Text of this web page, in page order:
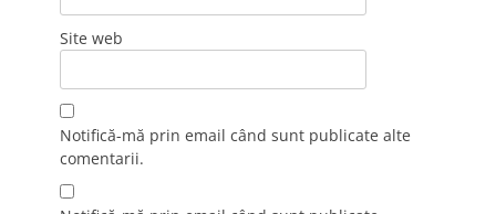
Site web
Notifică-mă prin email când sunt publicate alte
comentarii.